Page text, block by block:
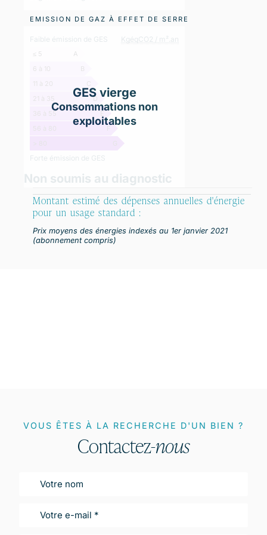
EMISSION DE GAZ À EFFET DE SERRE
Faible émission de GES KgéqCO2 / m².an
≤ 5
A
6 à 10
B
11 à 20
C
21 à 35
D
36 à 55
E
56 à 80
F
Forte émission de GES
GES vierge
Consommations non
exploitables
Non soumis au diagnostic
Montant estimé des dépenses annuelles d'énergie
pour un usage standard :
Prix moyens des énergies indexés au 1er janvier 2021
(abonnement compris)
VOUS ÊTES À LA RECHERCHE D'UN BIEN ?
Contactez-nous